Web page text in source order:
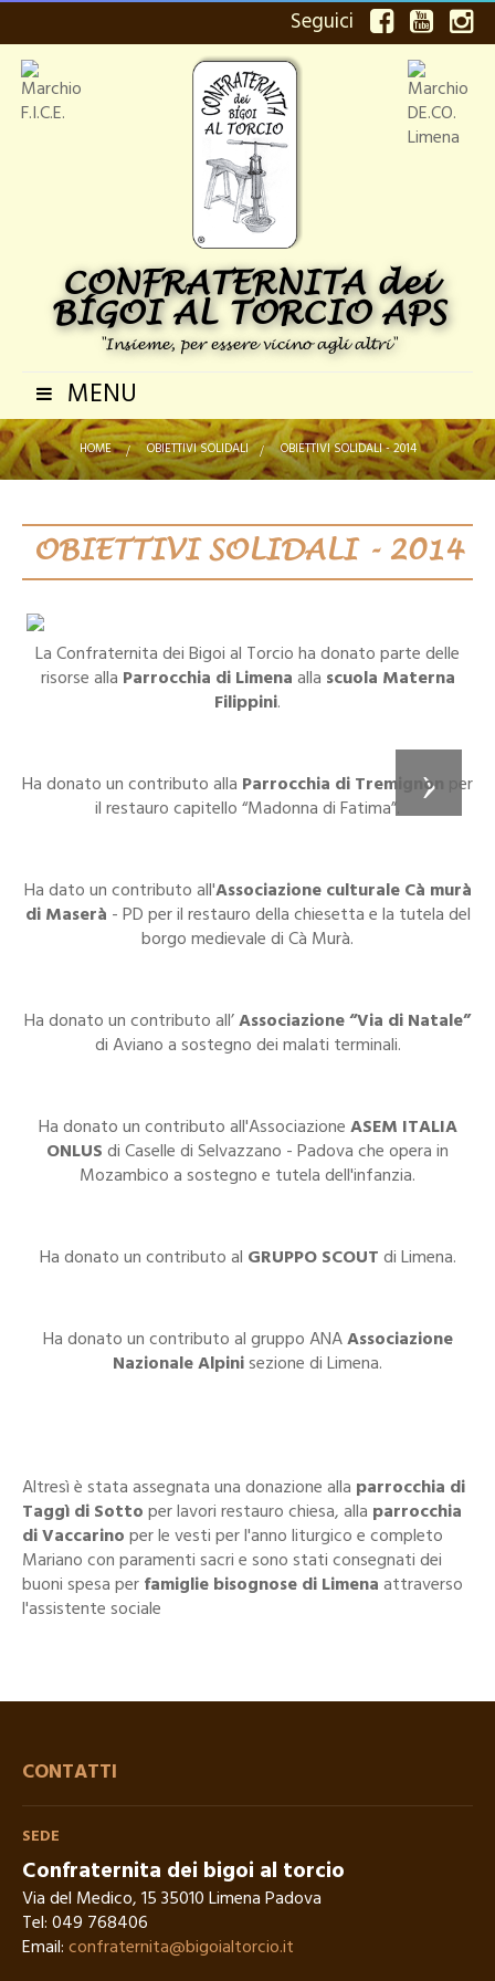
Seguici
CONFRATERNITA dei
BÍGOI AL TORCIO APS
"Insieme, per essere vicino agli altri"
Navigazione
Toggle
MENU
HOME > OBIETTIVI SOLIDALI > OBIETTIVI SOLIDALI - 2014
OBIETTIVI SOLIDALI - 2014
La Confraternita dei Bigoi al Torcio ha donato parte delle
risorse alla Parrocchia di Limenaalla scuola Materna
Filippini.
Ha donato un contributo alla Parrocchia di Tremignon
per
il restauro capitello “Madonna di Fatima”.
Ha dato un contributo all'Associazione culturale Cà murà
di Maserà - PD per il restauro della chiesetta e la tutela del
borgo medievale di Cà Murà.
Ha donato un contributo all’Associazione “Via di Natale”
di Aviano a sostegno dei malati terminali.
Ha donato un contributo all'AssociazioneASEM ITALIA
ONLUSdi Caselle di Selvazzano - Padova che opera in
Mozambico a sostegno e tutela dell'infanzia.
Ha donato un contributo al GRUPPO SCOUTdi Limena.
Ha donato un contributo al gruppo ANAAssociazione
Nazionale Alpinisezione di Limena.
Altresì è stata assegnata una donazione alla parrocchia di
Taggì di Sottoper lavori restauro chiesa, alla parrocchia
di Vaccarinoper le vesti per l'anno liturgico e completo
Mariano con paramenti sacri e sono stati consegnati dei
buoni spesa perfamiglie bisognose di Limenaattraverso
l'assistente sociale
CONTATTI
SEDE
Confraternita dei bigoi al torcio
Via del Medico, 15 35010 Limena Padova
Tel:049 768406
Email:confraternita@bigoialtorcio.it